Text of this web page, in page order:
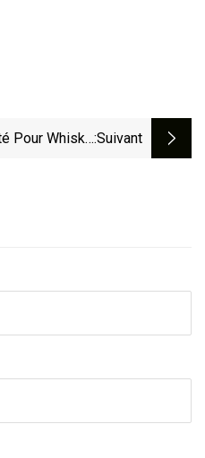
Pour Whisky,:suivant